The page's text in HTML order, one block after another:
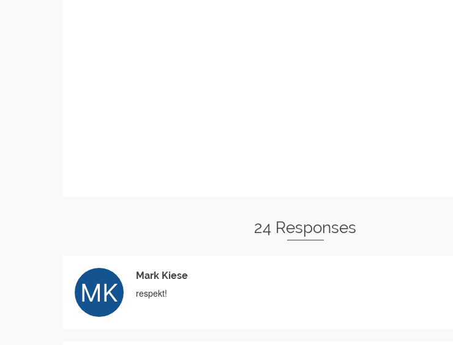
24 Responses
Mark Kiese
respekt!